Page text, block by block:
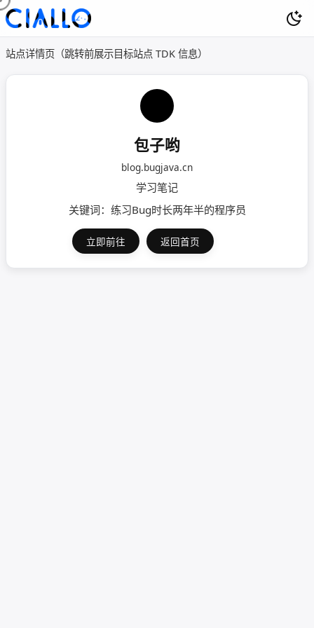
站点详情页（跳转前展示目标站点 TDK 信息）
包子哟
blog.bugjava.cn
学习笔记
关键词：练习Bug时长两年半的程序员
立即前往 返回首页